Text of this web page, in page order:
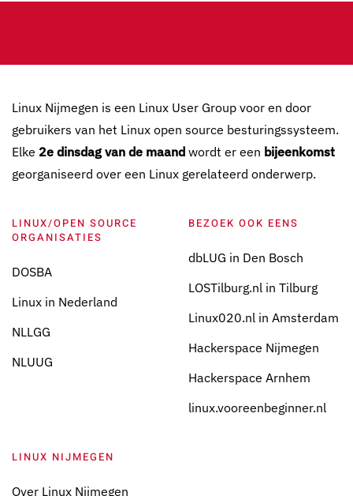
Linux Nijmegen is een Linux User Group voor en door
gebruikers van het Linux open source besturingssysteem.
Elke 2e dinsdag van de maand wordt er een bijeenkomst
georganiseerd over een Linux gerelateerd onderwerp.
LINUX/OPEN SOURCE
ORGANISATIES
DOSBA
Linux in Nederland
NLLGG
NLUUG
BEZOEK OOK EENS
dbLUG in Den Bosch
LOSTilburg.nl in Tilburg
Linux020.nl in Amsterdam
Hackerspace Nijmegen
Hackerspace Arnhem
linux.vooreenbeginner.nl
LINUX NIJMEGEN
Over Linux Nijmegen